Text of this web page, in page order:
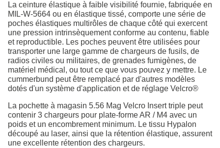
La ceinture élastique à faible visibilité fournie, fabriquée en
MIL-W-5664 ou en élastique tissé, comporte une série de
poches élastiques multirôles de chaque côté qui exercent
une pression intrinsèquement conforme au contenu, fiable
et reproductible. Les poches peuvent être utilisées pour
transporter une large gamme de chargeurs de fusils, de
radios civiles ou militaires, de grenades fumigènes, de
matériel médical, ou tout ce que vous pouvez y mettre. Le
cummerbund peut être remplacé par d'autres modèles
dotés d'un système d'application et de réglage Velcro®
La pochette à magasin 5.56 Mag Velcro Insert triple peut
contenir 3 chargeurs pour plate-forme AR / M4 avec un
poids et un encombrement minimum. Le tissu Hypalon
découpé au laser, ainsi que la rétention élastique, assurent
une excellente rétention des chargeurs.